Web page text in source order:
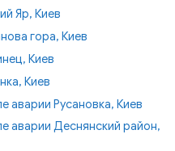
Яр, Киев
гора, Киев
Киев
Киев
аварии Русановка, Киев
аварии Деснянский район,